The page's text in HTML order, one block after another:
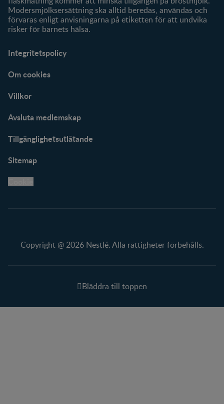
Modersmjölksersättning ska alltid beredas, användas och
förvaras enligt anvisningarna på etiketten för att undvika
risker för barnets hälsa.
Integritetspolicy
Om cookies
Villkor
Avsluta medlemskap
Tillgänglighetsutlåtande
Sitemap
Copyright @ 2026 Nestlé. Alla rättigheter förbehålls.
Bläddra till toppen